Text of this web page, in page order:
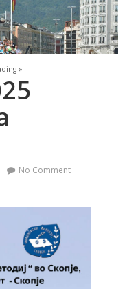
»
No Comment